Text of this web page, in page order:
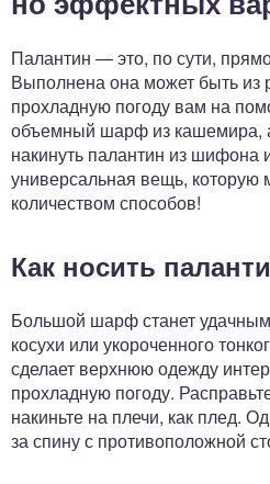
Палантин — это, по сути,
Выполнена она может быть из
прохладную погоду вам на
объемный шарф из кашемира,
накинуть палантин из шифона
универсальная вещь,
количеством способов!
Как носить
Большой шарф станет
косухи или укороченного
сделает верхнюю одежду
прохладную погоду.
накиньте на плечи, как плед.
за спину с противоположной